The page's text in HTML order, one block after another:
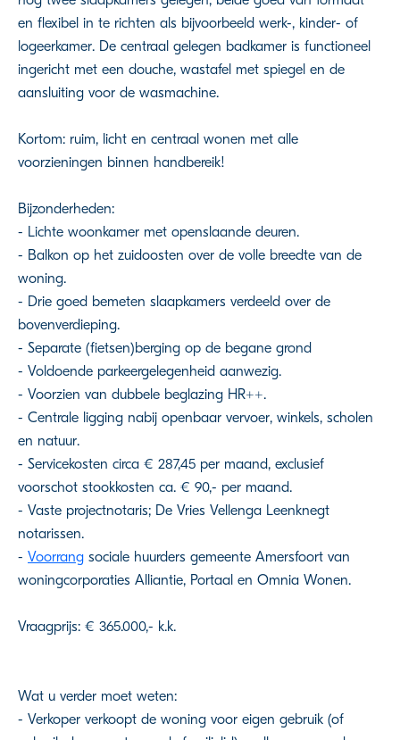
en flexibel in te richten als bijvoorbeeld werk-, kinder- of
logeerkamer. De centraal gelegen badkamer is functioneel
ingericht met een douche, wastafel met spiegel en de
aansluiting voor de wasmachine.
Kortom: ruim, licht en centraal wonen met alle
voorzieningen binnen handbereik!
Bijzonderheden:
- Lichte woonkamer met openslaande deuren.
- Balkon op het zuidoosten over de volle breedte van de
woning.
- Drie goed bemeten slaapkamers verdeeld over de
bovenverdieping.
- Separate (fietsen)berging op de begane grond
- Voldoende parkeergelegenheid aanwezig.
- Voorzien van dubbele beglazing HR++.
- Centrale ligging nabij openbaar vervoer, winkels, scholen
en natuur.
- Servicekosten circa € 287,45 per maand, exclusief
voorschot stookkosten ca. € 90,- per maand.
- Vaste projectnotaris; De Vries Vellenga Leenknegt
notarissen.
- Voorrang sociale huurders gemeente Amersfoort van
woningcorporaties Alliantie, Portaal en Omnia Wonen.
Vraagprijs: € 365.000,- k.k.
Wat u verder moet weten:
- Verkoper verkoopt de woning voor eigen gebruik (of